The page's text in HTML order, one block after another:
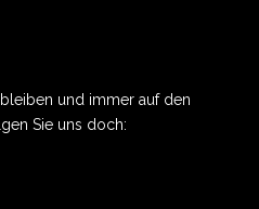
und immer auf den
Sie uns doch: